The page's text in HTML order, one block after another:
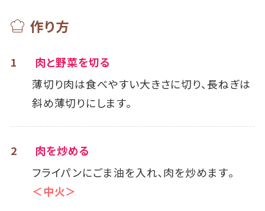
作り方
1
肉と野菜を切る
薄切り肉は食べやすい大きさに切り、長ねぎは
斜め薄切りにします。
2
肉を炒める
フライパンにごま油を入れ､肉を炒めます｡
＜中火＞